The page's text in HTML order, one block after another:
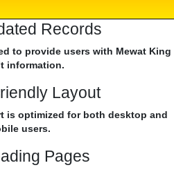
Records
to provide users with Mewat King
information.
Layout
is optimized for both desktop and
users.
Pages